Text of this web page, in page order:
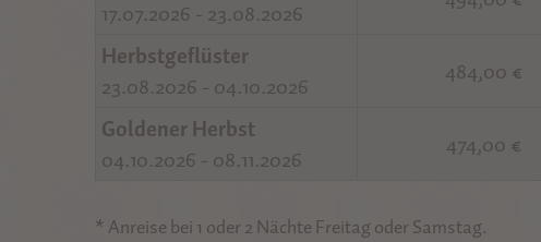
17.07.2026 - 23.08.2026
Herbstgeflüster
23.08.2026 - 04.10.2026
Goldener Herbst
04.10.2026 - 08.11.2026
484,00 €
474,00 €
* Anreise bei 1 oder 2 Nächte Freitag oder Samstag.